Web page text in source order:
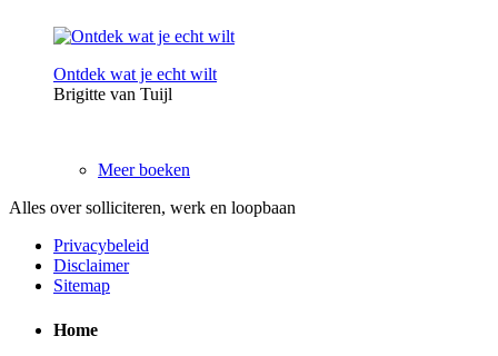
Ontdek wat je echt wilt
Brigitte van Tuijl
Meer boeken
Alles over solliciteren, werk en loopbaan
Privacybeleid
Disclaimer
Sitemap
Home